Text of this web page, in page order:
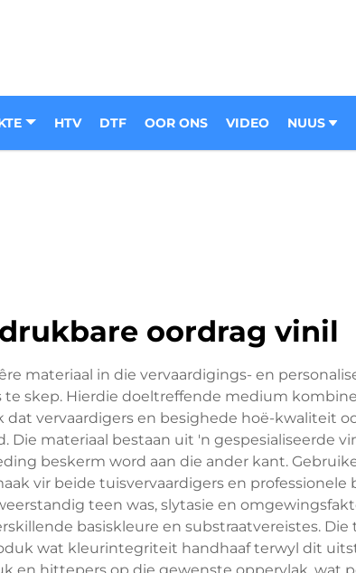
HTV DTF OOR ONS VIDEO NUUS
oordrag vinil
materiaal in die vervaardigings- en
skep. Hierdie doeltreffende medium
vervaardigers en besighede hoë-kwaliteit
materiaal bestaan uit 'n gespesialiseerde
beskerm word aan die ander kant.
vir beide tuisvervaardigers en professionele
teen was, slytasie en
basiskleure en substraatvereistes.
wat kleurintegriteit handhaaf terwyl dit